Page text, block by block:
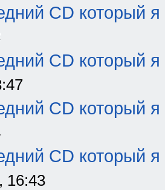
CD который я
CD который я
CD который я
CD который я
16:43